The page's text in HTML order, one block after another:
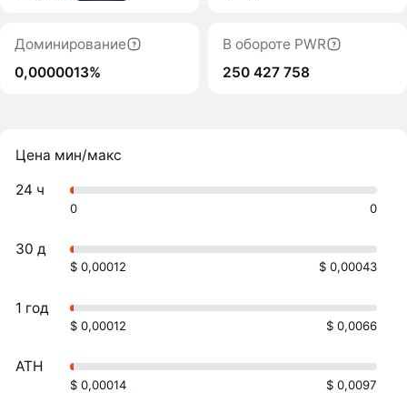
Доминирование
0,0000013%
В обороте PWR
250 427 758
Цена мин/макс
24 ч
0 0
30 д
$ 0,00012 $ 0,00043
1 год
$ 0,00012 $ 0,0066
ATH
$ 0,00014
$ 0,0097